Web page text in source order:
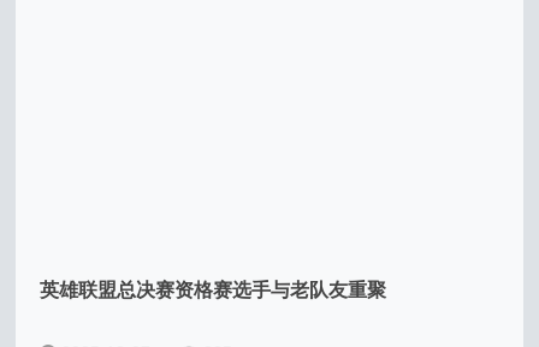
英雄联盟总决赛资格赛选手与老队友重聚